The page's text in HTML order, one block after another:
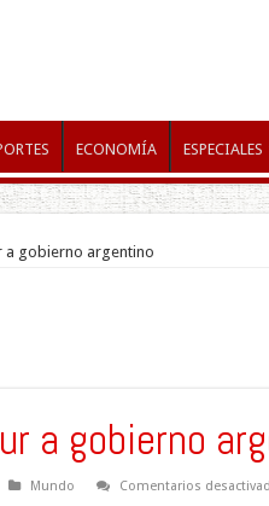
ECONOMÍA ESPECIALES
a gobierno argentino
a gobierno
Mundo Comentarios